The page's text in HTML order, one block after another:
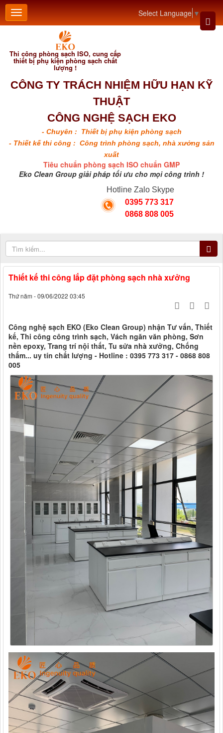
Thi công phòng sạch ISO, cung cấp
thiết bị phụ kiện phòng sạch chất
lượng !
CÔNG TY TRÁCH NHIỆM HỮU HẠN KỸ
THUẬT
CÔNG NGHỆ SẠCH EKO
- Chuyên : Thiết bị phụ kiện phòng sạch
- Thiết kế thi công : Công trình phòng sạch, nhà xưởng sản
xuất
Tiêu chuẩn phòng sạch ISO chuẩn GMP
Eko Clean Group giải pháp tối ưu cho mọi công trình !
Hotline Zalo Skype
0395 773 317
0868 808 005
Select Language▼
Thiết kế thi công lắp đặt phòng sạch nhà xưởng
Thứ năm - 09/06/2022 03:45
Công nghệ sạch EKO (Eko Clean Group) nhận Tư vấn, Thiết
kế, Thi công công trình sạch, Vách ngăn văn phòng, Sơn
nền epoxy, Trang trí nội thất, Tu sửa nhà xưởng, Chống
thấm... uy tín chất lượng - Hotline : 0395 773 317 - 0868 808
005